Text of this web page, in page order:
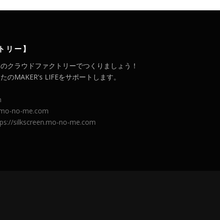
リー】
クラウドファクトリーでつくりましょう！
のMAKER's LIFEをサポートします。
no-me.com
silkscreen.mo-no-me.com